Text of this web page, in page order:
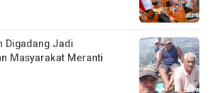
Digadang Jadi
Masyarakat Meranti